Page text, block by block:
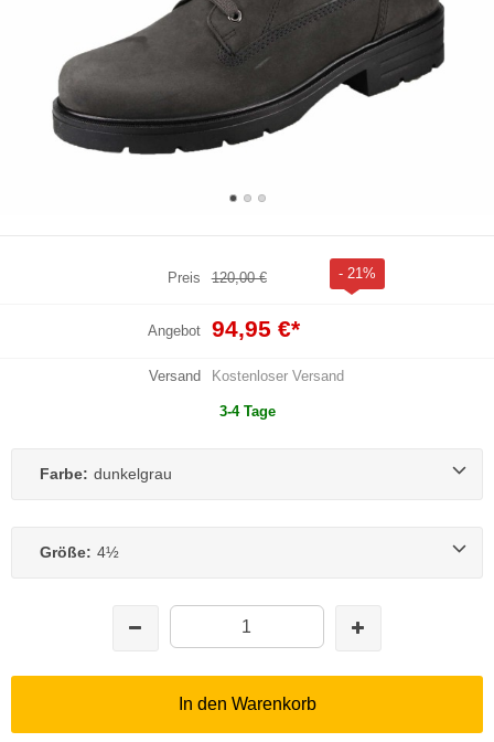
Preis 120,00 € - 21%
Angebot 94,95 €*
Versand Kostenloser Versand
3-4 Tage
Farbe: dunkelgrau
Größe: 4½
In den Warenkorb